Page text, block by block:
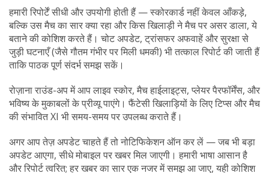
हमारी रिपोर्टें सीधी और उपयोगी होती हैं — स्कोरकार्ड नहीं केवल आँकड़े,
बल्कि उस मैच का सार क्या रहा और किस खिलाड़ी ने मैच पर असर डाला, ये
बताने की कोशिश करते हैं। चोट अपडेट, ट्रांसफर अफवाहें और सुरक्षा से
जुड़ी घटनाएँ (जैसे गौतम गंभीर पर मिली धमकी) भी तत्काल रिपोर्ट की जाती हैं
ताकि पाठक पूर्ण संदर्भ समझ सकें।
रोज़ाना राउंड-अप में आप लाइव स्कोर, मैच हाईलाइट्स, प्लेयर पैरफॉर्मेंस, और
भविष्य के मुकाबलों के प्रीव्यू पाएंगे। फैंटेसी खिलाड़ियों के लिए टिप्स और मैच
की संभावित XI भी समय-समय पर उपलब्ध कराते हैं।
अगर आप तेज़ अपडेट चाहते हैं तो नोटिफिकेशन ऑन कर लें — जब भी बड़ा
अपडेट आएगा, सीधे मोबाइल पर खबर मिल जाएगी। हमारी भाषा आसान है
और रिपोर्ट त्वरित; हर खबर का सार एक नजर में समझ आ जाए, यही कोशिश